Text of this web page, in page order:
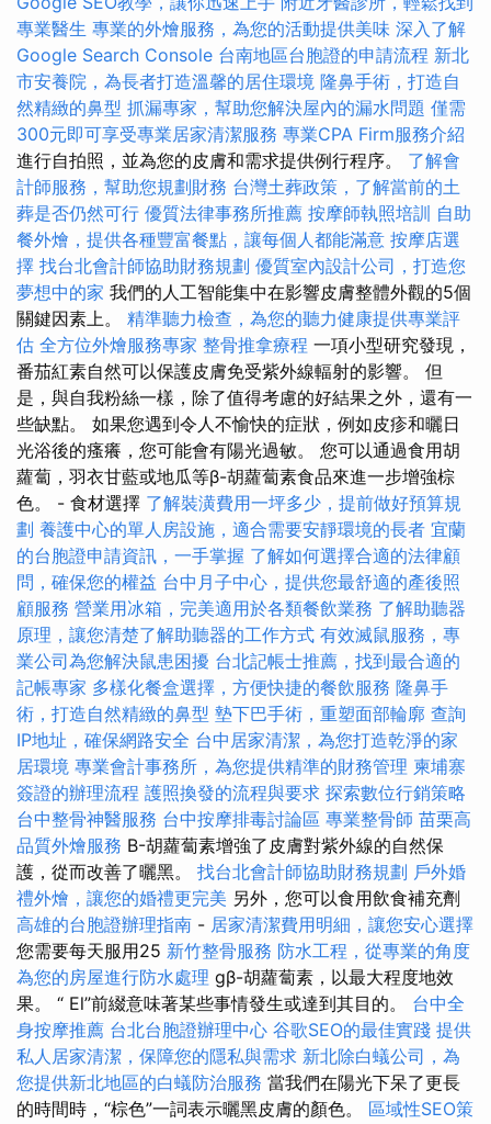
專業醫生 專業的外燴服務，為您的活動提供美味 深入了解
Google Search Console 台南地區台胞證的申請流程 新北
市安養院，為長者打造溫馨的居住環境 隆鼻手術，打造自
然精緻的鼻型 抓漏專家，幫助您解決屋內的漏水問題 僅需
300元即可享受專業居家清潔服務 專業CPA Firm服務介紹
進行自拍照，並為您的皮膚和需求提供例行程序。 了解會
計師服務，幫助您規劃財務 台灣土葬政策，了解當前的土
葬是否仍然可行 優質法律事務所推薦 按摩師執照培訓 自助
餐外燴，提供各種豐富餐點，讓每個人都能滿意 按摩店選
擇 找台北會計師協助財務規劃 優質室內設計公司，打造您
夢想中的家 我們的人工智能集中在影響皮膚整體外觀的5個
關鍵因素上。 精準聽力檢查，為您的聽力健康提供專業評
估 全方位外燴服務專家 整骨推拿療程 一項小型研究發現，
番茄紅素自然可以保護皮膚免受紫外線輻射的影響。 但
是，與自我粉絲一樣，除了值得考慮的好結果之外，還有一
些缺點。 如果您遇到令人不愉快的症狀，例如皮疹和曬日
光浴後的瘙癢，您可能會有陽光過敏。 您可以通過食用胡
蘿蔔，羽衣甘藍或地瓜等β-胡蘿蔔素食品來進一步增強棕
色。 - 食材選擇 了解裝潢費用一坪多少，提前做好預算規
劃 養護中心的單人房設施，適合需要安靜環境的長者 宜蘭
的台胞證申請資訊，一手掌握 了解如何選擇合適的法律顧
問，確保您的權益 台中月子中心，提供您最舒適的產後照
顧服務 營業用冰箱，完美適用於各類餐飲業務 了解助聽器
原理，讓您清楚了解助聽器的工作方式 有效滅鼠服務，專
業公司為您解決鼠患困擾 台北記帳士推薦，找到最合適的
記帳專家 多樣化餐盒選擇，方便快捷的餐飲服務 隆鼻手
術，打造自然精緻的鼻型 墊下巴手術，重塑面部輪廓 查詢
IP地址，確保網路安全 台中居家清潔，為您打造乾淨的家
居環境 專業會計事務所，為您提供精準的財務管理 柬埔寨
簽證的辦理流程 護照換發的流程與要求 探索數位行銷策略
台中整骨神醫服務 台中按摩排毒討論區 專業整骨師 苗栗高
品質外燴服務 Β-胡蘿蔔素增強了皮膚對紫外線的自然保
護，從而改善了曬黑。 找台北會計師協助財務規劃 戶外婚
禮外燴，讓您的婚禮更完美 另外，您可以食用飲食補充劑
高雄的台胞證辦理指南 - 居家清潔費用明細，讓您安心選擇
您需要每天服用25 新竹整骨服務 防水工程，從專業的角度
為您的房屋進行防水處理 gβ-胡蘿蔔素，以最大程度地效
果。 “ El”前綴意味著某些事情發生或達到其目的。 台中全
身按摩推薦 台北台胞證辦理中心 谷歌SEO的最佳實踐 提供
私人居家清潔，保障您的隱私與需求 新北除白蟻公司，為
您提供新北地區的白蟻防治服務 當我們在陽光下呆了更長
的時間時，“棕色”一詞表示曬黑皮膚的顏色。 區域性SEO策